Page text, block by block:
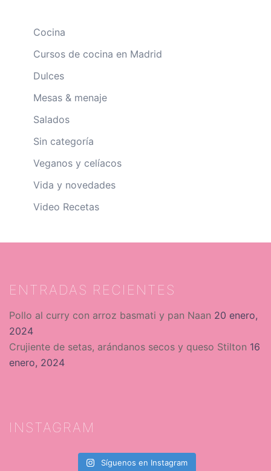
Cocina
Cursos de cocina en Madrid
Dulces
Mesas & menaje
Salados
Sin categoría
Veganos y celíacos
Vida y novedades
Video Recetas
ENTRADAS RECIENTES
Pollo al curry con arroz basmati y pan Naan 20 enero,
2024
Crujiente de setas, arándanos secos y queso Stilton 16
enero, 2024
INSTAGRAM
Síguenos en Instagram